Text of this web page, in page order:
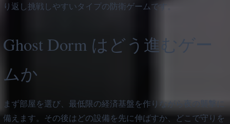
り返し挑戦しやすいタイプの防衛ゲームです。
Ghost Dorm はどう進むゲー
ムか
まず部屋を選び、最低限の経済基盤を作りながら夜の襲撃に
備えます。その後はどの設備を先に伸ばすか、どこで守りを